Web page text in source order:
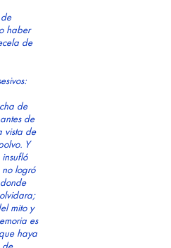
haber
de
de
de
vista de
Y
no logró
mito y
es
haya